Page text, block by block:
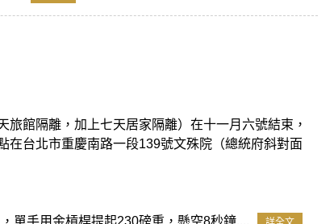
館隔離，加上七天居家隔離）在十一月六號結束，
在台北市重慶南路一段139號文殊院（總統府斜對面
單手用金槓桿提起230磅重，懸空8秒鐘....